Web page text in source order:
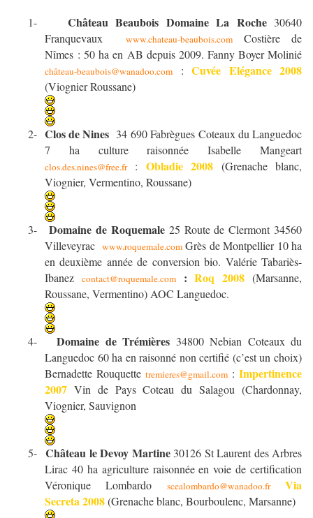
1- Château Beaubois Domaine La Roche 30640
Franquevaux
www.chateau-beaubois.com Costière de
Nîmes : 50 ha en AB depuis 2009. Fanny Boyer Molinié
château-beaubois@wanadoo.com : Cuvée Elégance 2008
(Viognier Roussane)
2- Clos de Nines 34 690 Fabrègues Coteaux du Languedoc
7 ha culture raisonnée Isabelle Mangeart
clos.des.nines@free.fr : Obladie 2008 (Grenache blanc,
Viognier, Vermentino, Roussane)
3- Domaine de Roquemale 25 Route de Clermont 34560
Villeveyrac www.roquemale.comGrès de Montpellier 10 ha
en deuxième année de conversion bio. Valérie Tabariès-
Ibanez contact@roquemale.com :Roq 2008 (Marsanne,
Roussane, Vermentino) AOC Languedoc.
4- Domaine de Trémières 34800 Nebian Coteaux du
Languedoc 60 ha en raisonné non certifié (c’est un choix)
Bernadette Rouquette tremieres@gmail.com : Impertinence
2007 Vin de Pays Coteau du Salagou (Chardonnay,
Viognier, Sauvignon
5- Château le Devoy Martine 30126 St Laurent des Arbres
Lirac 40 ha agriculture raisonnée en voie de certification
Véronique Lombardo
scealombardo@wanadoo.fr
Via
Secreta 2008(Grenache blanc, Bourboulenc, Marsanne)